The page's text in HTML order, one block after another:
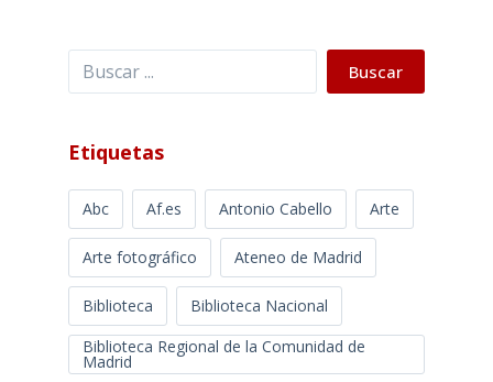
Buscar Buscar
Etiquetas
Abc Af.es Antonio Cabello Arte
Arte fotográfico Ateneo de Madrid
Biblioteca
Biblioteca Nacional
Biblioteca Regional de la Comunidad de
Madrid